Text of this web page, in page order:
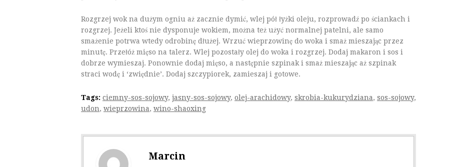
Rozgrzej wok na dużym ogniu aż zacznie dymić, wlej pół łyżki oleju, rozprowadź po ściankach i
rozgrzej. Jeżeli ktoś nie dysponuje wokiem, można też użyć normalnej patelni, ale samo
smażenie potrwa wtedy odrobinę dłużej. Wrzuć wieprzowinę do woka i smaż mieszając przez
minutę. Przełóż mięso na talerz. Wlej pozostały olej do woka i rozgrzej. Dodaj makaron i sos i
dobrze wymieszaj. Ponownie dodaj mięso, a następnie szpinak i smaż mieszając aż szpinak
straci wodę i ‘zwiędnie’. Dodaj szczypiorek, zamieszaj i gotowe.
Tags: ciemny-sos-sojowy, jasny-sos-sojowy, olej-arachidowy, skrobia-kukurydziana, sos-sojowy,
udon, wieprzowina, wino-shaoxing
Marcin